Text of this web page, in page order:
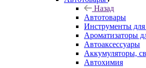
Назад
Автотовары
Инструменты для
Ароматизаторы
Автоаксессуары
Аккумуляторы,
Автохимия